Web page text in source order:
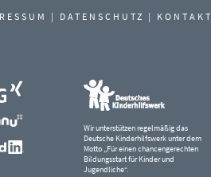
| DATENSCHUTZ | KONTAKT
Wir unterstützen regelmäßig das
Deutsche Kinderhilfswerk unter dem
Motto „Für einen chancengerechten
Bildungsstart für Kinder und
Jugendliche“.